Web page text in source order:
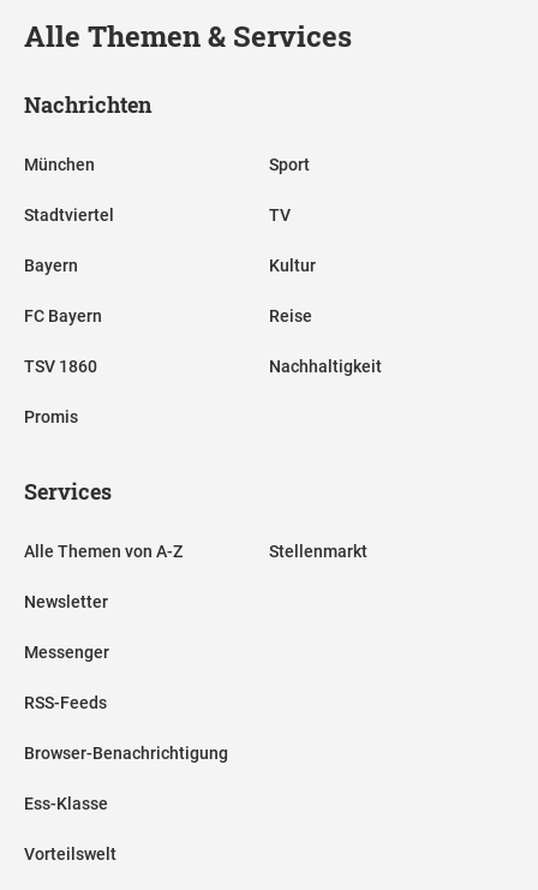
Alle Themen & Services
Nachrichten
München
Stadtviertel
Bayern
FC Bayern
TSV 1860
Promis
Sport
TV
Kultur
Reise
Nachhaltigkeit
Services
Alle Themen von A-Z
Newsletter
Messenger
RSS-Feeds
Browser-Benachrichtigung
Ess-Klasse
Vorteilswelt
Stellenmarkt